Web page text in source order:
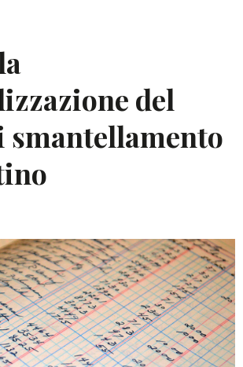
del
smantellamento